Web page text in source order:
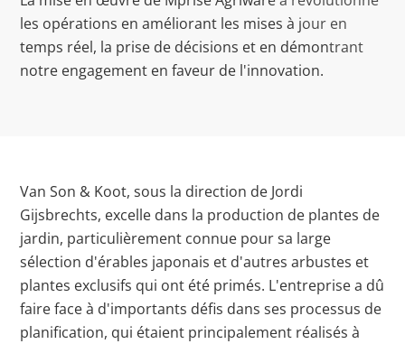
les opérations en améliorant les mises à jour en
temps réel, la prise de décisions et en démontrant
notre engagement en faveur de l'innovation.
Van Son & Koot, sous la direction de Jordi
Gijsbrechts, excelle dans la production de plantes de
jardin, particulièrement connue pour sa large
sélection d'érables japonais et d'autres arbustes et
plantes exclusifs qui ont été primés. L'entreprise a dû
faire face à d'importants défis dans ses processus de
planification, qui étaient principalement réalisés à